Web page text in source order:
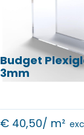
Budget
3mm
€ 40,50/ m²